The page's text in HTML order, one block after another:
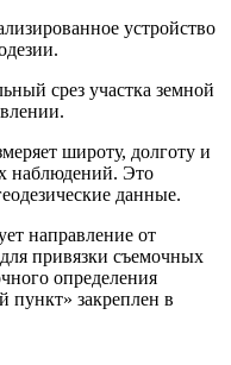
устройство
срез участка земной
широту, долготу и
наблюдений. Это
данные.
направление от
привязки съемочных
определения
пункт» закреплен в